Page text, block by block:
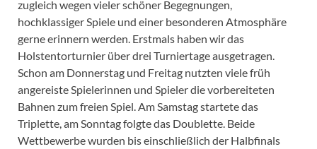
zugleich wegen vieler schöner Begegnungen,
hochklassiger Spiele und einer besonderen Atmosphäre
gerne erinnern werden. Erstmals haben wir das
Holstentorturnier über drei Turniertage ausgetragen.
Schon am Donnerstag und Freitag nutzten viele früh
angereiste Spielerinnen und Spieler die vorbereiteten
Bahnen zum freien Spiel. Am Samstag startete das
Triplette, am Sonntag folgte das Doublette. Beide
Wettbewerbe wurden bis einschließlich der Halbfinals